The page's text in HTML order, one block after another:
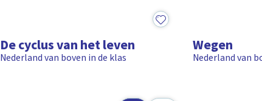
De cyclus van het leven
Nederland van boven in de klas
Wegen
Nederland van